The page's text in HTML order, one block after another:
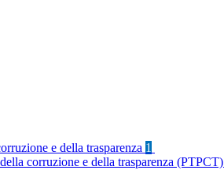
e della trasparenza 1
corruzione e della trasparenza (PTPCT)